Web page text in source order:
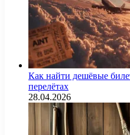
Как найти дешёвые
перелётах
28.04.2026